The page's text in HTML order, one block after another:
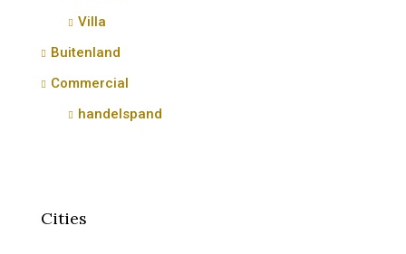
Villa
Buitenland
Commercial
handelspand
Cities